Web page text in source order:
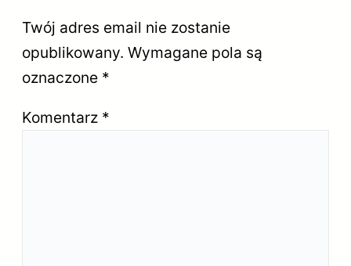
Twój adres email nie zostanie
opublikowany. Wymagane pola są
oznaczone *
Komentarz *